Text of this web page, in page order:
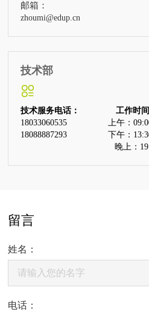
邮箱：
zhoumi@edup.cn
技术部
技术服务电话： 工作时间
18033060535
上午：
18088887293
下午：
晚上：
留言
姓名：
电话：